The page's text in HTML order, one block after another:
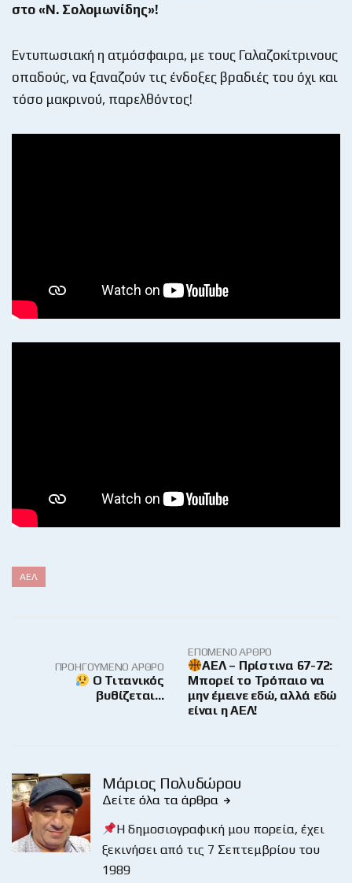
στο «Ν. Σολομωνίδης»!
Εντυπωσιακή η ατμόσφαιρα, με τους Γαλαζοκίτρινους
οπαδούς, να ξαναζούν τις ένδοξες βραδιές του όχι και
τόσο μακρινού, παρελθόντος!
ΑΕΛ
ΠΡΟΗΓΟΎΜΕΝΟ ΆΡΘΡΟ
Ο Τιτανικός
βυθίζεται…
ΕΠΌΜΕΝΟ ΆΡΘΡΟ
ΑΕΛ – Πρίστινα 67-72:
Μπορεί το Τρόπαιο να
μην έμεινε εδώ, αλλά εδώ
είναι η ΑΕΛ!
Μάριος Πολυδώρου
Δείτε όλα τα άρθρα
Η δημοσιογραφική μου πορεία, έχει
ξεκινήσει από τις 7 Σεπτεμβρίου του
1989